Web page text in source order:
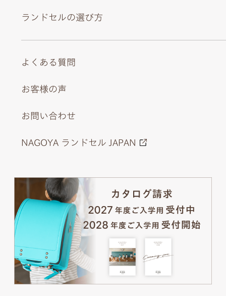
ランドセルの選び方
よくある質問
お客様の声
お問い合わせ
NAGOYA ランドセル JAPAN